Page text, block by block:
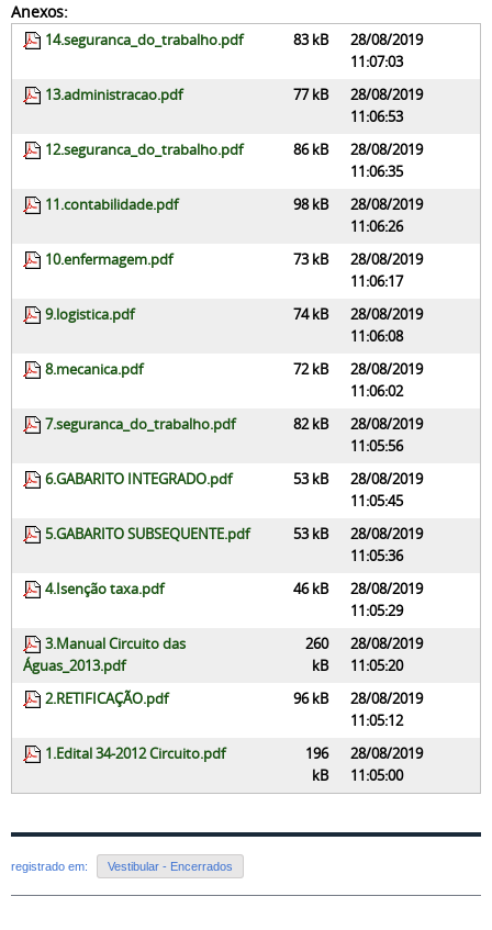
Anexos:
14.seguranca_do_trabalho.pdf 83 kB
28/08/2019
11:07:03
13.administracao.pdf
77 kB
28/08/2019
11:06:53
12.seguranca_do_trabalho.pdf
86 kB
28/08/2019
11:06:35
11.contabilidade.pdf
98 kB
28/08/2019
11:06:26
10.enfermagem.pdf
73 kB
28/08/2019
11:06:17
9.logistica.pdf
74 kB
28/08/2019
11:06:08
8.mecanica.pdf
72 kB
28/08/2019
11:06:02
7.seguranca_do_trabalho.pdf
82 kB
28/08/2019
11:05:56
6.GABARITO INTEGRADO.pdf
53 kB
28/08/2019
11:05:45
5.GABARITO SUBSEQUENTE.pdf
53 kB
28/08/2019
11:05:36
4.Isenção taxa.pdf
46 kB
28/08/2019
11:05:29
3.Manual Circuito das
Águas_2013.pdf
260
kB
28/08/2019
11:05:20
2.RETIFICAÇÃO.pdf
96 kB
28/08/2019
11:05:12
1.Edital 34-2012 Circuito.pdf
196
kB
28/08/2019
11:05:00
registrado em: Vestibular - Encerrados